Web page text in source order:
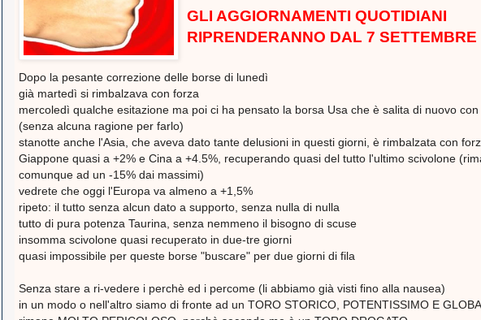
GLI AGGIORNAMENTI QUOTIDIANI
RIPRENDERANNO DAL 7 SETTEMBRE
Dopo la pesante correzione delle borse di lunedì
già martedì si rimbalzava con forza
mercoledì qualche esitazione ma poi ci ha pensato la borsa Usa che è salita di nuovo
(senza alcuna ragione per farlo)
stanotte anche l'Asia, che aveva dato tante delusioni in questi giorni, è rimbalzata con
Giappone quasi a +2% e Cina a +4.5%, recuperando quasi del tutto l'ultimo scivolone
comunque ad un -15% dai massimi)
vedrete che oggi l'Europa va almeno a +1,5%
ripeto: il tutto senza alcun dato a supporto, senza nulla di nulla
tutto di pura potenza Taurina, senza nemmeno il bisogno di scuse
insomma scivolone quasi recuperato in due-tre giorni
quasi impossibile per queste borse "buscare" per due giorni di fila
Senza stare a ri-vedere i perchè ed i percome (li abbiamo già visti fino alla nausea)
in un modo o nell'altro siamo di fronte ad un TORO STORICO, POTENTISSIMO E